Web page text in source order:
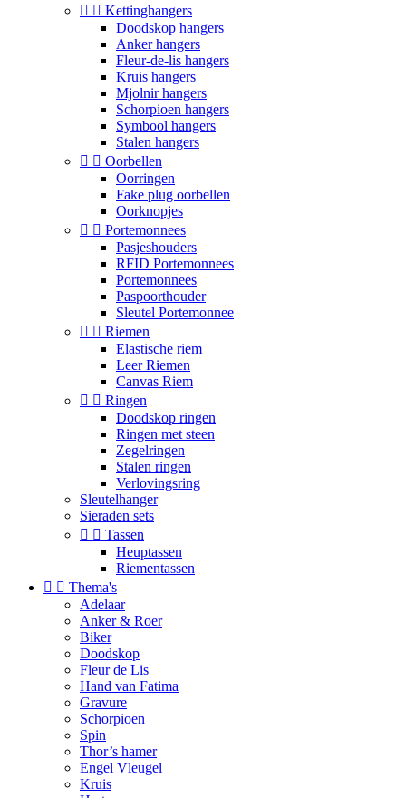
  Kettinghangers
Doodskop hangers
Anker hangers
Fleur-de-lis hangers
Kruis hangers
Mjolnir hangers
Schorpioen hangers
Symbool hangers
Stalen hangers
  Oorbellen
Oorringen
Fake plug oorbellen
Oorknopjes
  Portemonnees
Pasjeshouders
RFID Portemonnees
Portemonnees
Paspoorthouder
Sleutel Portemonnee
  Riemen
Elastische riem
Leer Riemen
Canvas Riem
  Ringen
Doodskop ringen
Ringen met steen
Zegelringen
Stalen ringen
Verlovingsring
Sleutelhanger
Sieraden sets
  Tassen
Heuptassen
Riementassen
  Thema's
Adelaar
Anker & Roer
Biker
Doodskop
Fleur de Lis
Hand van Fatima
Gravure
Schorpioen
Spin
Thor’s hamer
Engel Vleugel
Kruis